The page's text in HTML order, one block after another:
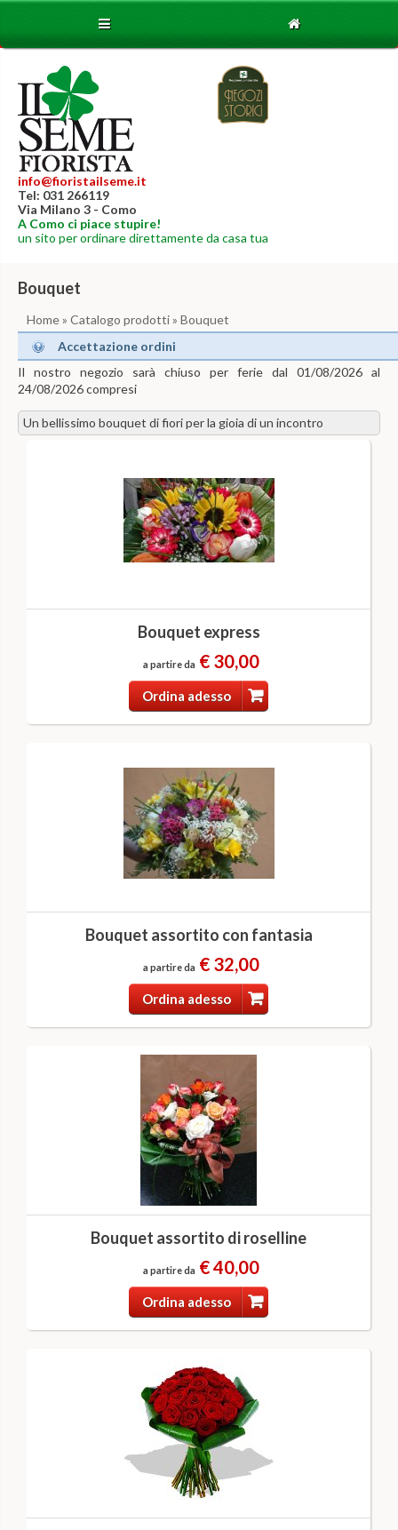
info@fioristailseme.it
Tel: 031 266119
Via Milano 3 - Como
A Como ci piace stupire!
un sito per ordinare direttamente da casa tua
Bouquet
Home» Catalogo prodotti» Bouquet
Accettazione ordini
Il nostro negozio sarà chiuso per ferie dal 01/08/2026 al
24/08/2026 compresi
Un bellissimo bouquet di fiori per la gioia di un incontro
Bouquet express
a partire da € 30,00
Ordina adesso
Bouquet assortito con fantasia
a partire da € 32,00
Ordina adesso
Bouquet assortito di roselline
a partire da € 40,00
Ordina adesso